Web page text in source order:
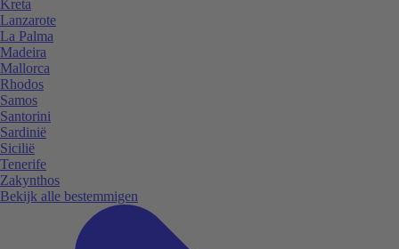
Kreta
Lanzarote
La Palma
Madeira
Mallorca
Rhodos
Samos
Santorini
Sardinië
Sicilië
Tenerife
Zakynthos
Bekijk alle bestemmigen